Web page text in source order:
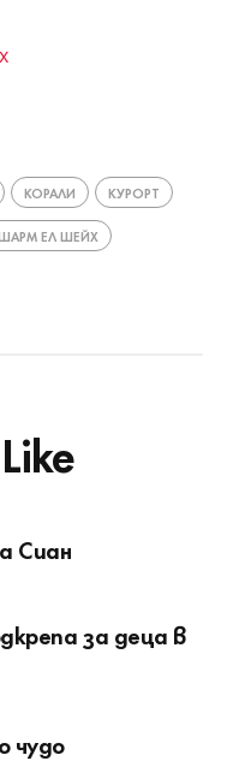
КОРАЛИ КУРОРТ
ЕЛ ШЕЙХ
Сиан
за деца в
чудо